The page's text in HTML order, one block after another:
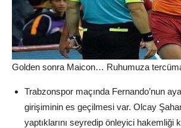
Golden sonra Maicon… Ruhumuza
Trabzonspor maçında Fernando’nun
girişiminin es geçilmesi var. Olcay
yaptıklarını seyredip önleyici hakemliği